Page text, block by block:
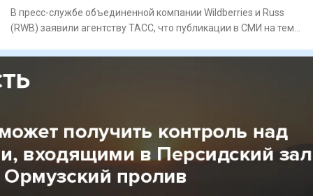
В пресс-службе объединенной компании Wildberries и Russ
(RWB) заявили агентству ТАСС, что публикации в СМИ на тему